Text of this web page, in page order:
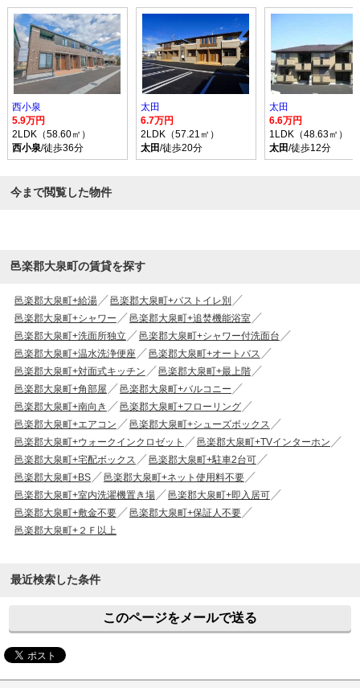
西小泉
5.9万円
2LDK（58.60㎡）
西小泉/徒歩36分
太田
6.7万円
2LDK（57.21㎡）
太田/徒歩20分
太田
6.6万円
1LDK（48.63㎡）
太田/徒歩12分
今まで閲覧した物件
邑楽郡大泉町の賃貸を探す
邑楽郡大泉町+給湯
邑楽郡大泉町+バストイレ別
邑楽郡大泉町+シャワー
邑楽郡大泉町+追焚機能浴室
邑楽郡大泉町+洗面所独立
邑楽郡大泉町+シャワー付洗面台
邑楽郡大泉町+温水洗浄便座
邑楽郡大泉町+オートバス
邑楽郡大泉町+対面式キッチン
邑楽郡大泉町+最上階
邑楽郡大泉町+角部屋
邑楽郡大泉町+バルコニー
邑楽郡大泉町+南向き
邑楽郡大泉町+フローリング
邑楽郡大泉町+エアコン
邑楽郡大泉町+シューズボックス
邑楽郡大泉町+ウォークインクロゼット
邑楽郡大泉町+TVインターホン
邑楽郡大泉町+宅配ボックス
邑楽郡大泉町+駐車2台可
邑楽郡大泉町+BS
邑楽郡大泉町+ネット使用料不要
邑楽郡大泉町+室内洗濯機置き場
邑楽郡大泉町+即入居可
邑楽郡大泉町+敷金不要
邑楽郡大泉町+保証人不要
邑楽郡大泉町+２Ｆ以上
最近検索した条件
このページをメールで送る